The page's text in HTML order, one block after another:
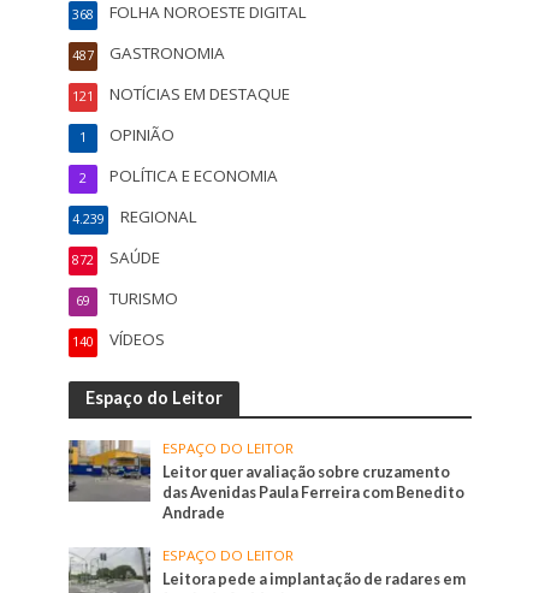
FOLHA NOROESTE DIGITAL
368
GASTRONOMIA
487
NOTÍCIAS EM DESTAQUE
121
OPINIÃO
1
POLÍTICA E ECONOMIA
2
REGIONAL
4.239
SAÚDE
872
TURISMO
69
VÍDEOS
140
Espaço do Leitor
ESPAÇO DO LEITOR
Leitor quer avaliação sobre cruzamento
das Avenidas Paula Ferreira com Benedito
Andrade
ESPAÇO DO LEITOR
Leitora pede a implantação de radares em